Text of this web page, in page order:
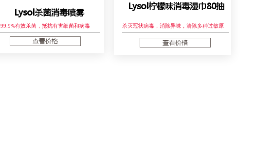
Lysol杀菌消毒喷雾
99.9%有效杀菌，抵抗有害细菌和病毒
查看价格
Lysol柠檬味消毒湿巾80抽
杀灭冠状病毒，消除异味，清除多种过敏原
查看价格